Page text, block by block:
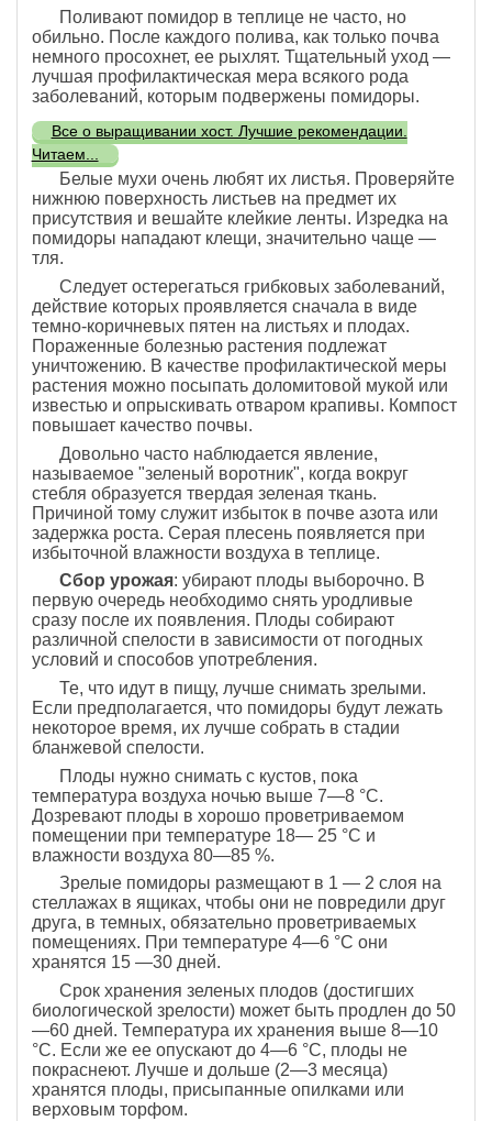
Поливают помидор в теплице не часто, но
обильно. После каждого полива, как только почва
немного просохнет, ее рыхлят. Тщательный уход —
лучшая профилактическая мера всякого рода
заболеваний, которым подвержены помидоры.
Все о выращивании хост. Лучшие рекомендации.
Читаем...
Белые мухи очень любят их листья. Проверяйте
нижнюю поверхность листьев на предмет их
присутствия и вешайте клейкие ленты. Изредка на
помидоры нападают клещи, значительно чаще —
тля.
Следует остерегаться грибковых заболеваний,
действие которых проявляется сначала в виде
темно-коричневых пятен на листьях и плодах.
Пораженные болезнью растения подлежат
уничтожению. В качестве профилактической меры
растения можно посыпать доломитовой мукой или
известью и опрыскивать отваром крапивы. Компост
повышает качество почвы.
Довольно часто наблюдается явление,
называемое "зеленый воротник", когда вокруг
стебля образуется твердая зеленая ткань.
Причиной тому служит избыток в почве азота или
задержка роста. Серая плесень появляется при
избыточной влажности воздуха в теплице.
Сбор урожая: убирают плоды выборочно. В
первую очередь необходимо снять уродливые
сразу после их появления. Плоды собирают
различной спелости в зависимости от погодных
условий и способов употребления.
Те, что идут в пищу, лучше снимать зрелыми.
Если предполагается, что помидоры будут лежать
некоторое время, их лучше собрать в стадии
бланжевой спелости.
Плоды нужно снимать с кустов, пока
температура воздуха ночью выше 7—8 °С.
Дозревают плоды в хорошо проветриваемом
помещении при температуре 18— 25 °С и
влажности воздуха 80—85 %.
Зрелые помидоры размещают в 1 — 2 слоя на
стеллажах в ящиках, чтобы они не повредили друг
друга, в темных, обязательно проветриваемых
помещениях. При температуре 4—6 °С они
хранятся 15 —30 дней.
Срок хранения зеленых плодов (достигших
биологической зрелости) может быть продлен до 50
—60 дней. Температура их хранения выше 8—10
°С. Если же ее опускают до 4—6 °С, плоды не
покраснеют. Лучше и дольше (2—3 месяца)
хранятся плоды, присыпанные опилками или
верховым торфом.